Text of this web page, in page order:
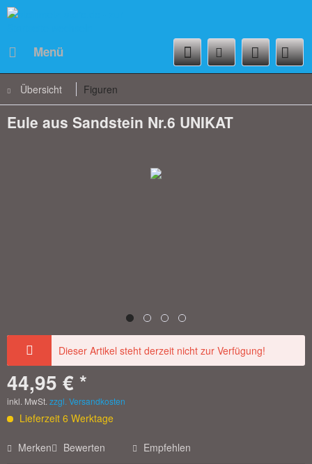
Menü
Übersicht Figuren
Eule aus Sandstein Nr.6 UNIKAT
Dieser Artikel steht derzeit nicht zur Verfügung!
44,95 € *
inkl. MwSt. zzgl. Versandkosten
Lieferzeit 6 Werktage
Merken Bewerten Empfehlen